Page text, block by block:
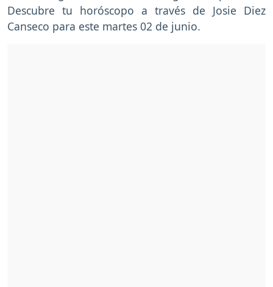
Descubre tu horóscopo a través de Josie Diez
Canseco para este martes 02 de junio.